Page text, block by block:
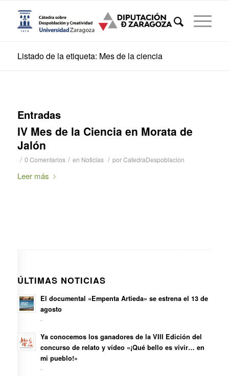
Listado de la etiqueta: Mes de la ciencia
Entradas
IV Mes de la Ciencia en Morata de
Jalón
/ 0 Comentarios / en Noticias / porCatedraDespoblacion
Leer más
ÚLTIMAS NOTICIAS
El documental «Empenta Artieda» se estrena el 13 de
agosto
-
Ya conocemos los ganadores de la VIII Edición del
concurso de relato y vídeo «¡Qué bello es vivir… en
mi pueblo!»
-